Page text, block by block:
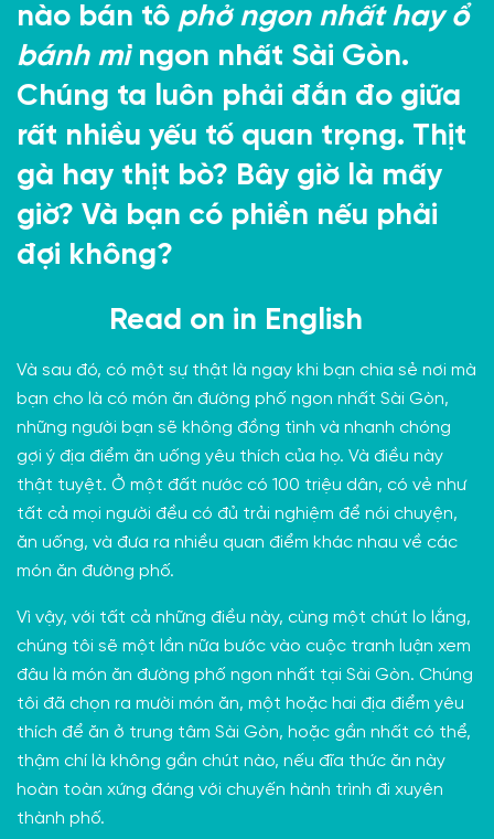
nào bán tô phở ngon nhất hay ổ
bánh mìngon nhất Sài Gòn.
Chúng ta luôn phải đắn đo giữa
rất nhiều yếu tố quan trọng. Thịt
gà hay thịt bò? Bây giờ là mấy
giờ? Và bạn có phiền nếu phải
đợi không?
Read on in English
Và sau đó, có một sự thật là ngay khi bạn chia sẻ nơi mà
bạn cho là có món ăn đường phố ngon nhất Sài Gòn,
những người bạn sẽ không đồng tình và nhanh chóng
gợi ý địa điểm ăn uống yêu thích của họ. Và điều này
thật tuyệt. Ở một đất nước có 100 triệu dân, có vẻ như
tất cả mọi người đều có đủ trải nghiệm để nói chuyện,
ăn uống, và đưa ra nhiều quan điểm khác nhau về các
món ăn đường phố.
Vì vậy, với tất cả những điều này, cùng một chút lo lắng,
chúng tôi sẽ một lần nữa bước vào cuộc tranh luận xem
đâu là món ăn đường phố ngon nhất tại Sài Gòn. Chúng
tôi đã chọn ra mười món ăn, một hoặc hai địa điểm yêu
thích để ăn ở trung tâm Sài Gòn, hoặc gần nhất có thể,
thậm chí là không gần chút nào, nếu đĩa thức ăn này
hoàn toàn xứng đáng với chuyến hành trình đi xuyên
thành phố.